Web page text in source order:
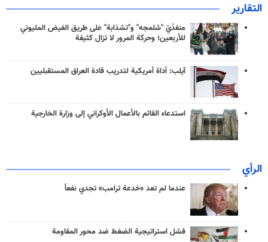
التقارير
منفذَيّ "شلمجه" و"تشذابة" على طريق الفيض المليوني
للأربعين؛ وحركة المرور لا تزال كثيفة
آيلب: أداة أمريكية لتدريب قادة العراق المستقبليين
استدعاء القائم بالأعمال الأوكراني إلى وزارة الخارجية
الرأي
عندما لم تعد «خدعة ترامب» تجدي نفعاً
فشل استراتيجية الضغط ضد محور المقاومة